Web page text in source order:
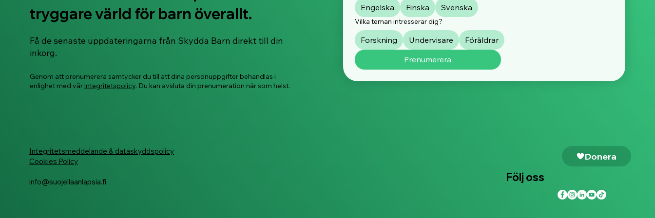
Stödjande Guide för
Föräldrar vars Barn Utsatts
språkversioner)
Report
tryggare värld för barn överallt.
Få de senaste uppdateringarna från Skydda Barn direkt till din
inkorg.
Genom att prenumerera samtycker du till att dina personuppgifter behandlas i
enlighet med vår integritetspolicy. Du kan avsluta din prenumeration när som helst.
Integritetsmeddelande & dataskyddspolicy
Cookies Policy
info@suojellaanlapsia.fi
Engelska Finska Svenska
Vilka teman intresserar dig?
Forskning Undervisare
Föräldrar
Prenumerera
Donera
Följ oss